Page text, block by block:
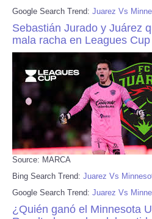
Google Search Trend: Juarez Vs
Sebastián Jurado y Juárez
mala racha en Leagues Cup
Source: MARCA
Bing Search Trend: Juarez Vs
Google Search Trend: Juarez Vs
¿Quién ganó el Minnesota